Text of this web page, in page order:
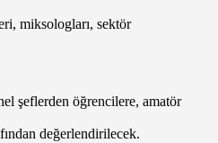
miksologları, sektör
şeflerden öğrencilere, amatör
değerlendirilecek.